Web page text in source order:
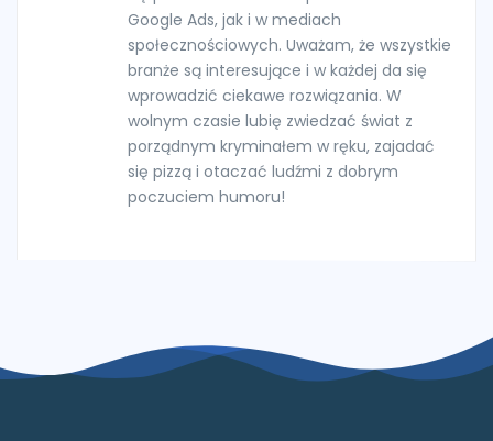
Google Ads, jak i w mediach
społecznościowych. Uważam, że wszystkie
branże są interesujące i w każdej da się
wprowadzić ciekawe rozwiązania. W
wolnym czasie lubię zwiedzać świat z
porządnym kryminałem w ręku, zajadać
się pizzą i otaczać ludźmi z dobrym
poczuciem humoru!